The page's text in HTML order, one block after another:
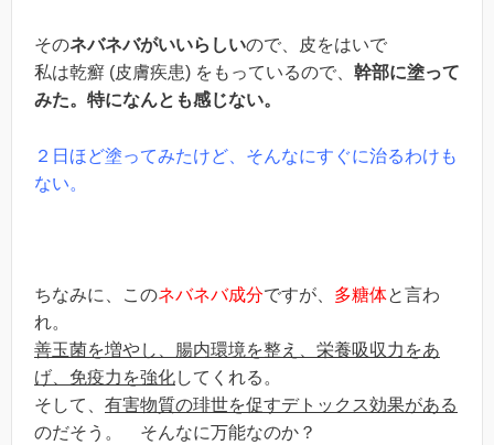
そのネバネバがいいらしいので、皮をはいで
私は乾癬 (皮膚疾患) をもっているので、 幹部に塗って
みた。特になんとも感じない。
２日ほど塗ってみたけど、そんなにすぐに治るわけも
ない。
ちなみに、このネバネバ成分ですが、 多糖体と言わ
れ。
善玉菌を増やし、腸内環境を整え、栄養吸収力をあ
げ、免疫力を強化してくれる。
そして、 有害物質の琲世を促すデトックス効果がある
のだそう。 そんなに万能なのか？